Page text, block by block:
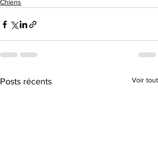
Chiens
Posts récents Voir tout